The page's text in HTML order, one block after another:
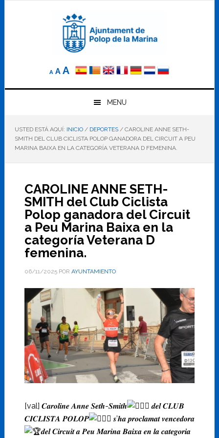
A
Reducir
elA Tamaño
AAumentar
el
tamaño
letra
MENU
USTED ESTÁ AQUÍ: INICIO / DEPORTES /CAROLINE ANNE SETH-
SMITH DEL CLUB CICLISTA POLOP GANADORA DEL CIRCUIT A PEU
MARINA BAIXA EN LA CATEGORÍA VETERANA D FEMENINA.
CAROLINE ANNE SETH-
SMITH del Club Ciclista
Polop ganadora del Circuit
a Peu Marina Baixa en la
categoría Veterana D
femenina.
06/11/2025POR AYUNTAMIENTO
[val] 𝑪𝒂𝒓𝒐𝒍𝒊𝒏𝒆 𝑨𝒏𝒏𝒆 𝑺𝒆𝒕𝒉-𝑺𝒎𝒊𝒕𝒉
𝒅𝒆𝒍 𝑪𝑳𝑼𝑩
𝑪𝑰𝑪𝑳𝑰𝑺𝑻𝑨 𝑷𝑶𝑳𝑶𝑷
𝒔’𝒉𝒂 𝒑𝒓𝒐𝒄𝒍𝒂𝒎𝒂𝒕 𝒗𝒆𝒏𝒄𝒆𝒅𝒐𝒓𝒂
𝒅𝒆𝒍 𝑪𝒊𝒓𝒄𝒖𝒊𝒕 𝒂 𝑷𝒆𝒖 𝑴𝒂𝒓𝒊𝒏𝒂 𝑩𝒂𝒊𝒙𝒂 𝒆𝒏 𝒍𝒂 𝒄𝒂𝒕𝒆𝒈𝒐𝒓𝒊𝒂